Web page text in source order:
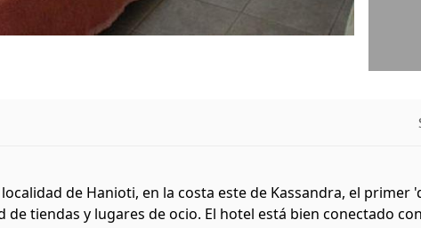
de Hanioti, en la costa este de Kassandra, el
tiendas y lugares de ocio. El hotel está bien conectado